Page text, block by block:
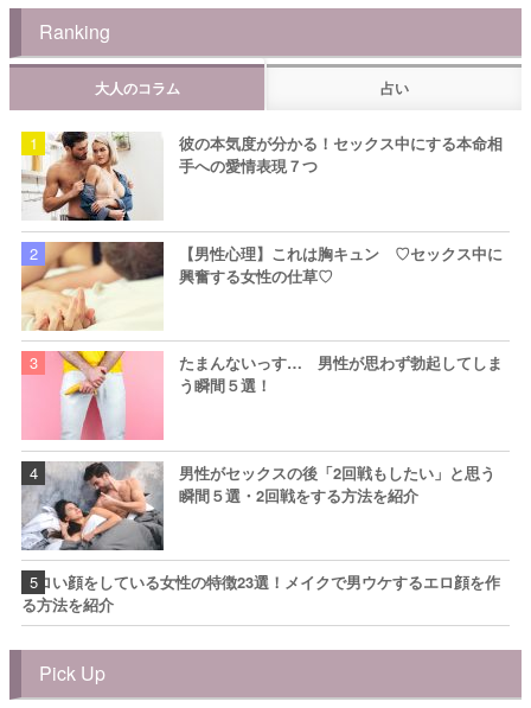
Ranking
大人のコラム 占い
彼の本気度が分かる！セックス中にする本命相
手への愛情表現７つ
【男性心理】これは胸キュン ♡セックス中に
興奮する女性の仕草♡
たまんないっす… 男性が思わず勃起してしま
う瞬間５選！
男性がセックスの後「2回戦もしたい」と思う
瞬間５選・2回戦をする方法を紹介
エロい顔をしている女性の特徴23選！メイクで男ウケするエロ顔を作
る方法を紹介
Pick Up